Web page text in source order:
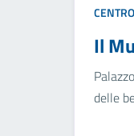
Il
delle